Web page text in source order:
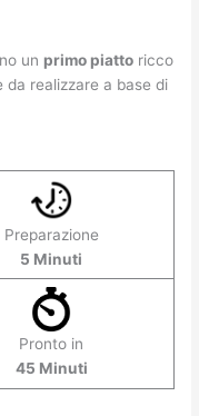
un primo piatto ricco
realizzare a base di
Preparazione
5 Minuti
Pronto in
45 Minuti